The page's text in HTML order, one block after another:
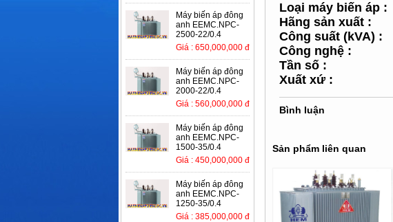
Loại máy biến áp :
Hãng sản xuất :
Công suất (kVA) :
Công nghệ :
Tần số :
Xuất xứ :
Bình luận
Sản phẩm liên quan
Máy biến áp đông
anh EEMC.NPC-
2500-22/0.4
Giá : 650,000,000 đ
Máy biến áp đông
anh EEMC.NPC-
2000-22/0.4
Giá : 560,000,000 đ
Máy biến áp đông
anh EEMC.NPC-
1500-35/0.4
Giá : 450,000,000 đ
Máy biến áp đông
anh EEMC.NPC-
1250-35/0.4
Giá : 385,000,000 đ